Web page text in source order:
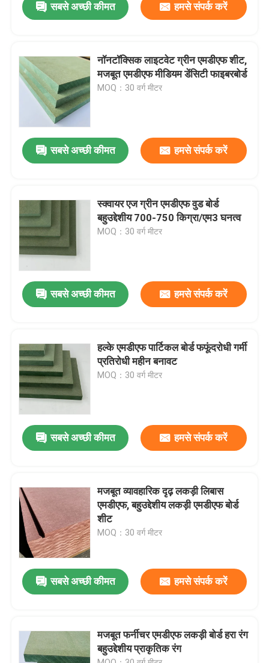
उत्पाद
वीडियो
हमारे बारे में
गुणवत्ता नियंत्रण
हमसे संपर्क करें
समाचार
उद्धरण मांगें
सबसे अच्छी कीमत हमसे संपर्क करें
नॉनटॉक्सिक लाइटवेट ग्रीन एमडीएफ शीट,
मजबूत एमडीएफ मीडियम डेंसिटी फाइबरबोर्ड
MOQ：30 वर्ग मीटर
सबसे अच्छी कीमत हमसे संपर्क करें
स्क्वायर एज ग्रीन एमडीएफ वुड बोर्ड
बहुउद्देशीय 700-750 किग्रा/एम3 घनत्व
MOQ：30 वर्ग मीटर
सबसे अच्छी कीमत हमसे संपर्क करें
हल्के एमडीएफ पार्टिकल बोर्ड फफूंदरोधी गर्मी
प्रतिरोधी महीन बनावट
MOQ：30 वर्ग मीटर
सबसे अच्छी कीमत हमसे संपर्क करें
मजबूत व्यावहारिक दृढ़ लकड़ी लिबास
एमडीएफ, बहुउद्देशीय लकड़ी एमडीएफ बोर्ड
शीट
MOQ：30 वर्ग मीटर
सबसे अच्छी कीमत हमसे संपर्क करें
मजबूत फर्नीचर एमडीएफ लकड़ी बोर्ड हरा रंग
बहुउद्देशीय प्राकृतिक रंग